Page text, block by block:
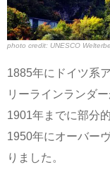
photo credit: UNESCO
1885年にドイツ系
リーラインランダ
1901年までに部分
1950年にオーバー
りました。